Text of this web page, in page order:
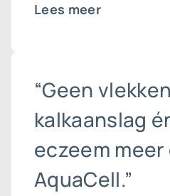
Lees meer
“Geen vlekken
kalkaanslag
eczeem meer
AquaCell.”